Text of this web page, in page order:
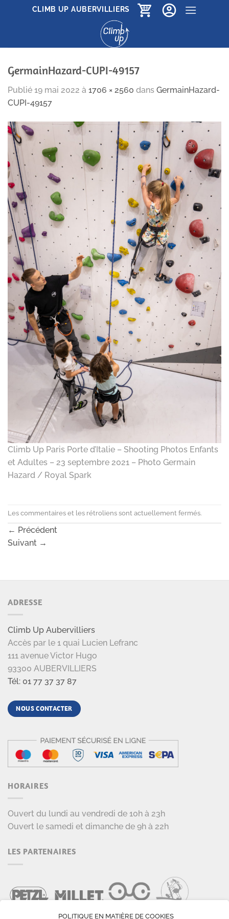
CLIMB UP AUBERVILLIERS
GermainHazard-CUPI-49157
Publié 19 mai 2022 à 1706 × 2560 dans GermainHazard-
CUPI-49157
Climb Up Paris Porte d’Italie – Shooting Photos Enfants
et Adultes – 23 septembre 2021 – Photo Germain
Hazard / Royal Spark
Les commentaires et les rétroliens sont actuellement fermés.
← Précédent
Suivant →
ADRESSE
Climb Up Aubervilliers
Accès par le 1 quai Lucien Lefranc
111 avenue Victor Hugo
93300 AUBERVILLIERS
Tél: 01 77 37 37 87
NOUS CONTACTER
HORAIRES
Ouvert du lundi au vendredi de 10h à 23h
Ouvert le samedi et dimanche de 9h à 22h
LES PARTENAIRES
POLITIQUE EN MATIÈRE DE COOKIES